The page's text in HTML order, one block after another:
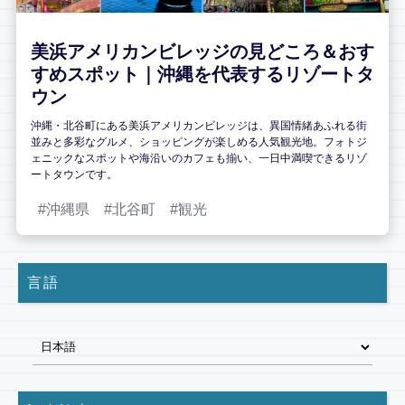
美浜アメリカンビレッジの見どころ＆おす
すめスポット｜沖縄を代表するリゾートタ
ウン
沖縄・北谷町にある美浜アメリカンビレッジは、異国情緒あふれる街
並みと多彩なグルメ、ショッピングが楽しめる人気観光地。フォトジ
ェニックなスポットや海沿いのカフェも揃い、一日中満喫できるリゾ
ートタウンです。
沖縄県 北谷町 観光
言語